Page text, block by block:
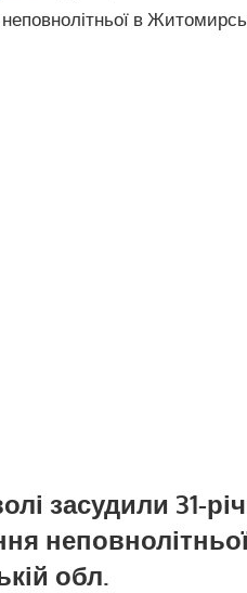
в
засудили 31-
обл.